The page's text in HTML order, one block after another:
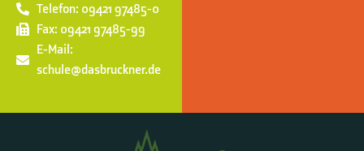
Telefon: 09421 97485-0
Fax: 09421 97485-99
E-Mail:
schule@dasbruckner.de